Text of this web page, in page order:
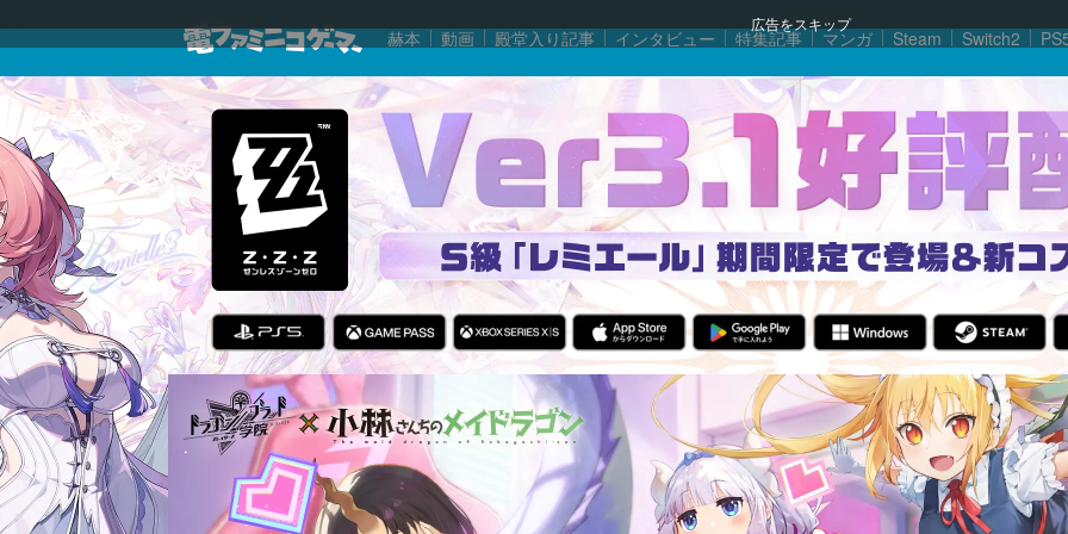
広告をスキップ
赫本 動画 殿堂入り記事 インタビュー 特集記事 マンガ Steam Switch2